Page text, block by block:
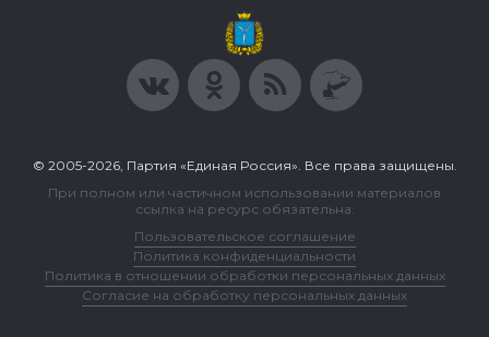
© 2005-2026, Партия «Единая Россия». Все права защищены.
При полном или частичном использовании материалов
ссылка на ресурс обязательна.
Пользовательское соглашение
Политика конфиденциальности
Политика в отношении обработки персональных данных
Согласие на обработку персональных данных